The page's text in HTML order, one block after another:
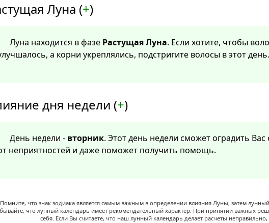
Луна (+)
Луна находится в фазе Растущая Луна. Если хотите, чтобы
а корни укреплялись, подстригите волосы в этот день.
дня недели (+)
День недели - вторник. Этот день недели сможет оградить
неприятностей и даже поможет получить помощь.
Помните, что знак зодиака является самым важным в определении влияния Луны, затем
что лунный календарь имеет рекомендательный характер. При принятии важных
себя. Если Вы считаете, что наш лунный календарь делает расчеты